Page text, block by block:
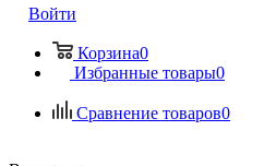
Войти
Корзина0
Избранные товары0
Сравнение товаров0